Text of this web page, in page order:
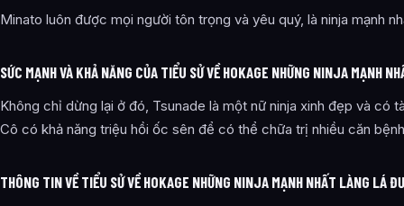
Minato luôn được mọi người tôn trọng và yêu quý, là ninja mạnh
SỨC MẠNH VÀ KHẢ NĂNG CỦA TIỂU SỬ VỀ HOKAGE NHỮNG NINJA MẠNH
Không chỉ dừng lại ở đó, Tsunade là một nữ ninja xinh đẹp và có
Cô có khả năng triệu hồi ốc sên để có thể chữa trị nhiều căn
THÔNG TIN VỀ TIỂU SỬ VỀ HOKAGE NHỮNG NINJA MẠNH NHẤT LÀNG LÁ